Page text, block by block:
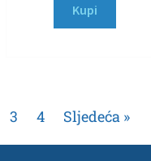
Kupi
3 4 Sljedeća »